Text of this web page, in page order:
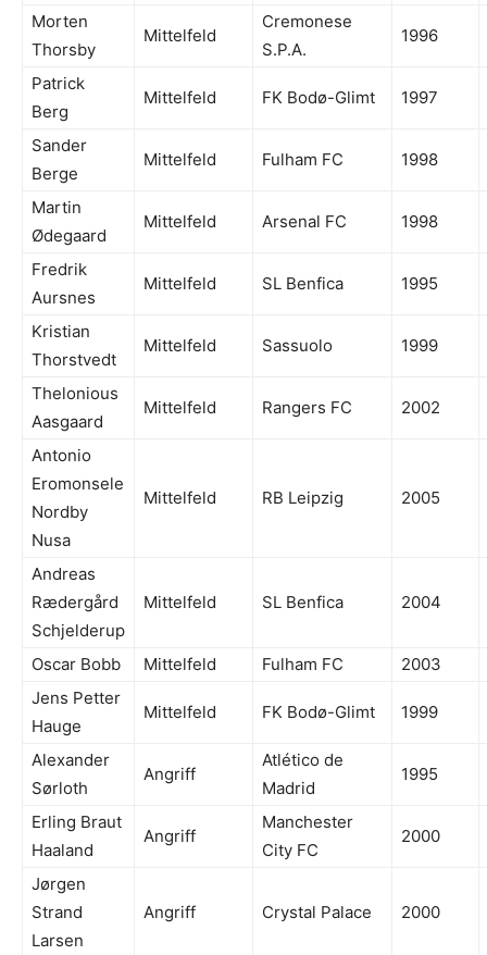
Morten
Thorsby
Mittelfeld
Cremonese
S.P.A.
1996
Patrick
Berg
Mittelfeld FK Bodø-Glimt 1997
Sander
Berge
Mittelfeld Fulham FC 1998
Martin
Ødegaard
Mittelfeld Arsenal FC 1998
Fredrik
Aursnes
Mittelfeld SL Benfica 1995
Kristian
Thorstvedt
Mittelfeld Sassuolo 1999
Thelonious
Aasgaard
Mittelfeld Rangers FC 2002
Antonio
Eromonsele
Nordby
Nusa
Mittelfeld RB Leipzig 2005
Andreas
Rædergård
Schjelderup
Mittelfeld SL Benfica 2004
Oscar Bobb Mittelfeld Fulham FC
2003
Jens Petter
Hauge
Mittelfeld FK Bodø-Glimt 1999
Alexander
Sørloth
Angriff
Atlético de
Madrid
1995
Erling Braut
Haaland
Angriff
Manchester
City FC
2000
Jørgen
Strand
Larsen
Angriff Crystal Palace 2000